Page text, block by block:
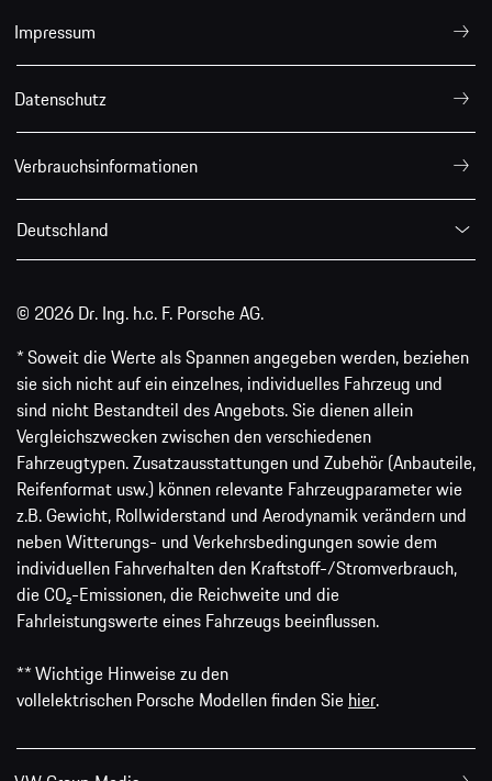
Impressum
Datenschutz
Verbrauchsinformationen
Deutschland
© 2026 Dr. Ing. h.c. F. Porsche AG.
* Soweit die Werte als Spannen angegeben werden, beziehen
sie sich nicht auf ein einzelnes, individuelles Fahrzeug und
sind nicht Bestandteil des Angebots. Sie dienen allein
Vergleichszwecken zwischen den verschiedenen
Fahrzeugtypen. Zusatzausstattungen und Zubehör (Anbauteile,
Reifenformat usw.) können relevante Fahrzeugparameter wie
z.B. Gewicht, Rollwiderstand und Aerodynamik verändern und
neben Witterungs- und Verkehrsbedingungen sowie dem
individuellen Fahrverhalten den Kraftstoff-/Stromverbrauch,
die CO₂-Emissionen, die Reichweite und die
Fahrleistungswerte eines Fahrzeugs beeinflussen.
** Wichtige Hinweise zu den
vollelektrischen Porsche Modellen finden Sie hier.